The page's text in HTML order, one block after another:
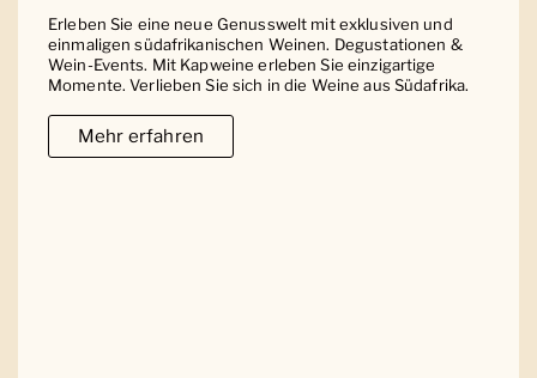
Erleben Sie eine neue Genusswelt mit exklusiven und
einmaligen südafrikanischen Weinen. Degustationen &
Wein-Events. Mit Kapweine erleben Sie einzigartige
Momente. Verlieben Sie sich in die Weine aus Südafrika.
Mehr erfahren